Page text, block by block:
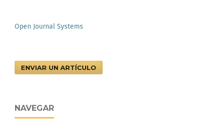
Open Journal Systems
ENVIAR UN ARTÍCULO
NAVEGAR